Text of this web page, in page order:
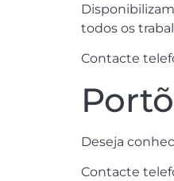
todos os
Contacte
Deseja
Contacte